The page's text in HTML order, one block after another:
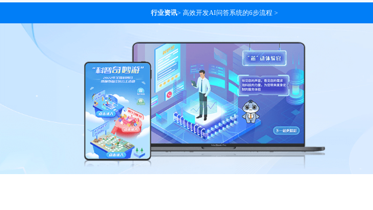
行业资讯> 高效开发AI问答系统的6步流程 >